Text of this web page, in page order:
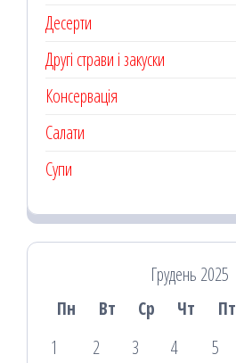
Десерти
Другі страви і закуски
Консервація
Салати
Супи
Грудень 2025
Пн
Вт Ср Чт Пт
1
2 3 4 5